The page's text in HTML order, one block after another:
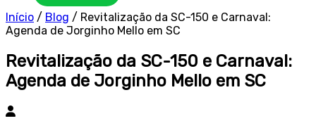
Início / Blog / Revitalização da SC-150 e Carnaval:
Agenda de Jorginho Mello em SC
Revitalização da SC-150 e Carnaval:
Agenda de Jorginho Mello em SC